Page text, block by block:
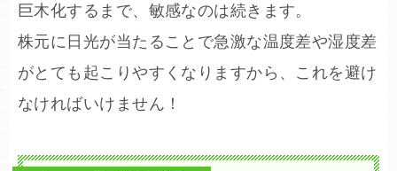
巨木化するまで、敏感なのは続きます。
株元に日光が当たることで急激な温度差や湿度差
がとても起こりやすくなりますから、これを避け
なければいけません！